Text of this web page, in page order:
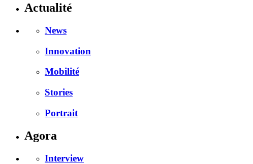
Actualité
News
Innovation
Mobilité
Stories
Portrait
Agora
Interview